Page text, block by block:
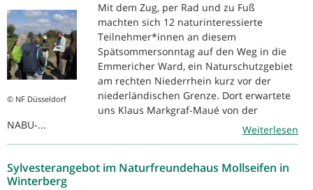
© NF Düsseldorf
Mit dem Zug, per Rad und zu Fuß
machten sich 12 naturinteressierte
Teilnehmer*innen an diesem
Spätsommersonntag auf den Weg in die
Emmericher Ward, ein Naturschutzgebiet
am rechten Niederrhein kurz vor der
niederländischen Grenze. Dort erwartete
uns Klaus Markgraf-Maué von der
NABU-...
Weiterlesen
Sylvesterangebot im Naturfreundehaus Mollseifen in
Winterberg